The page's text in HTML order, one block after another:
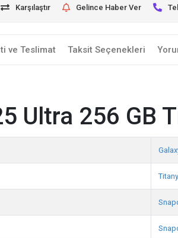
Karşılaştır Gelince Haber Ver
ve Teslimat Taksit Seçenekleri
Ultra 256 GB